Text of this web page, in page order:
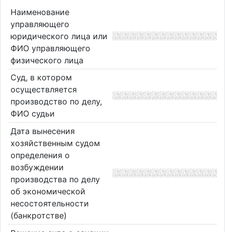
Наименование
управляющего
юридического лица или
ФИО управляющего
физического лица
Суд, в котором
осуществляется
производство по делу,
ФИО судьи
Дата вынесения
хозяйственным судом
определения о
возбуждении
производства по делу
об экономической
несостоятельности
(банкротстве)